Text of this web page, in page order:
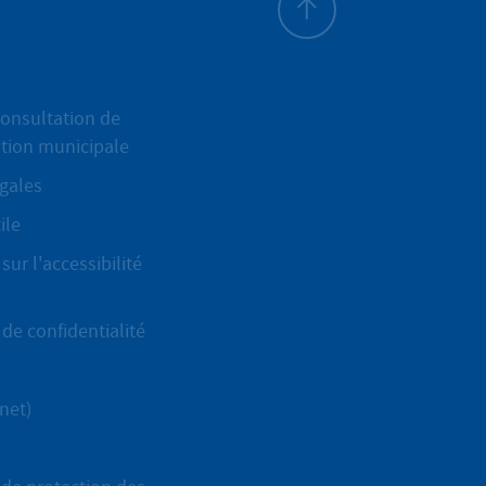
de
municipale
l'accessibilité
confidentialité